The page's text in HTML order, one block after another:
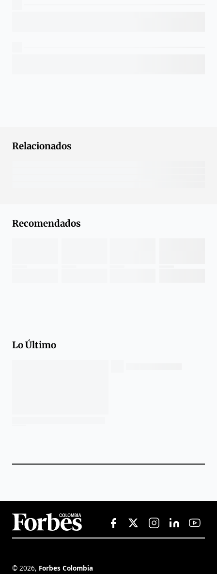
Relacionados
Recomendados
Lo Último
© 2026, Forbes Colombia